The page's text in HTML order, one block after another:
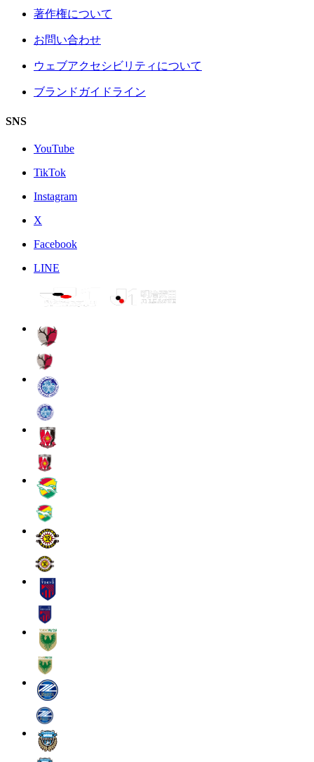
著作権について
お問い合わせ
ウェブアクセシビリティについて
ブランドガイドライン
SNS
YouTube
TikTok
Instagram
X
Facebook
LINE